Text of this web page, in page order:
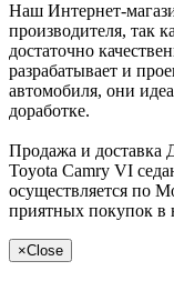
Наш Интернет-
производителя, так
достаточно
разрабатывает и
автомобиля, они
доработке.
Продажа и
Toyota Camry VI
осуществляется по
приятных покупок в
×Close